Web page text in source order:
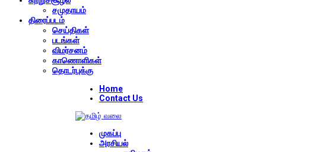
சமுதாயம்
திரைப்படம்
செய்திகள்
படங்கள்
விமர்சனம்
காணொளிகள்
தொடர்புக்கு
Home
Contact Us
முகப்பு
அரசியல்